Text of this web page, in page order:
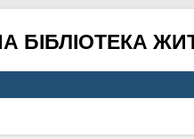
БІБЛІОТЕКА